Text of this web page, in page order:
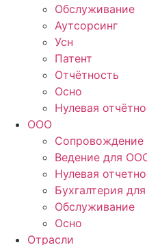
Обслуживание
Аутсорсинг
Усн
Патент
Отчётность
Осно
Нулевая
ООО
Сопровождение
Ведение для
Нулевая
Бухгалтерия
Обслуживание
Осно
Отрасли